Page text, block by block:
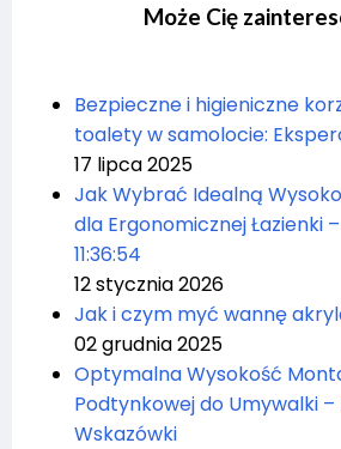
Może Cię
Bezpieczne i higieniczne
toalety w samolocie:
17 lipca 2025
Jak Wybrać Idealną
dla Ergonomicznej Łazienki
11:36:54
12 stycznia 2026
Jak i czym myć wannę
02 grudnia 2025
Optymalna Wysokość
Podtynkowej do Umywalki
Wskazówki